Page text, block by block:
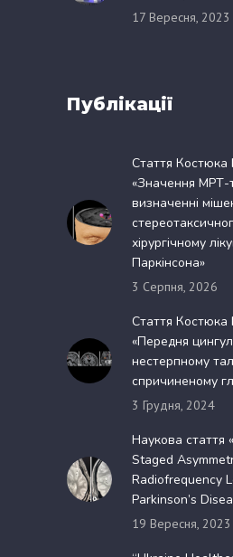
17 Вересня, 2023
Публікації
Стаття Костюка
«Значення МРТ-
визначенні
хірургічному
Паркінсона»
3 Серпня, 2026
Стаття Костюка
«Передня
нестерпному
спричиненому
3 Грудня, 2024
Наукова стаття
Staged
Radiofrequency
Parkinson’s
19 Вересня, 2023